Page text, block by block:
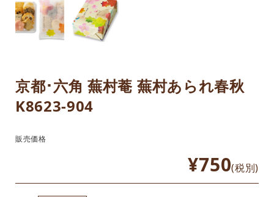
京都･六角 蕪村菴 蕪村あられ春秋
K8623-904
販売価格
¥750(税別)